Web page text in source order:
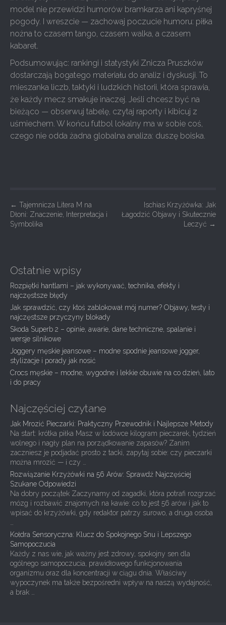
model nie przewidzi humorów bramkarza ani kapryśnej
pogody. I wreszcie — zachowaj poczucie humoru: piłka
nożna to czasem tango, czasem walka, a czasem
kabaret.
Podsumowując: rankingi i statystyki Znicza Pruszków
dostarczają bogatego materiału do analiz i dyskusji. To
mieszanka liczb, taktyki i ludzkich historii, która sprawia,
że każdy mecz smakuje inaczej. Jeśli chcesz być na
bieżąco — obserwuj tabelę, czytaj raporty i kibicuj z
uśmiechem. W końcu futbol lokalny ma w sobie coś,
czego nie odda żadna globalna analiza: duszę boiska.
P
o
n
a
v
i
g
a
t
i
o
← Tajemnicza Litera M na
Dłoni: Znaczenie, Interpretacja i
Symbolika
Ischias Krzyżówka: Jak
Łagodzić Objawy i Skutecznie
Leczyć →
Ostatnie wpisy
Rozpiętki hantlami – jak wykonywać, technika, efekty i
najczęstsze błędy
Jak sprawdzić, czy ktoś zablokował mój numer? Objawy, testy i
najczęstsze przyczyny blokady
Skoda Superb 2 – opinie, awarie, dane techniczne, spalanie i
wersje silnikowe
Joggery męskie jeansowe – modne spodnie jeansowe jogger,
stylizacje i porady jak nosić
Crocs męskie – modne, wygodne i lekkie obuwie na co dzień, lato
i do pracy
Najczęściej czytane
Jak Mrozić Pieczarki: Praktyczny Przewodnik i Najlepsze Metody
Na start: krótka piłka Masz w lodówce kilogram pieczarek, tydzień
wolnego i nagły plan na porządkowanie zapasów? Zanim
zaczniesz je podjadać prosto z tacki, zapytaj sobie: czy pieczarki
można mrozić — i czy …
Rozwiązanie Krzyżówki na 56 Arów: Sprawdź Najczęściej
Szukane Odpowiedzi
Na dobry początek Zaczynamy od zagadki, która potrafi rozgrzać
mózg i rozbawić znajomych na kawie: co to jest 56 arów i jak to
wpisać do krzyżówki, gdy redaktor patrzy surowo, a druga osoba
Kołdra Sensoryczna: Klucz do Spokojnego Snu i Lepszego
Samopoczucia
Każdy z nas wie, jak ważny jest zdrowy, spokojny sen dla
ogólnego samopoczucia, prawidłowego funkcjonowania
organizmu oraz dla koncentracji w ciągu dnia. Właściwy
wypoczynek ma także bezpośredni wpływ na naszą wydajność,
a brak …